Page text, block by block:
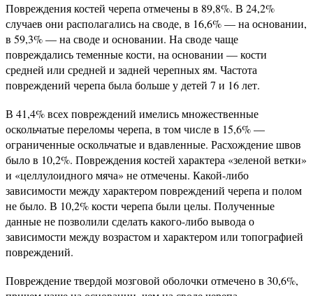
Повреждения костей черепа отмечены в 89,8%. В 24,2%
случаев они располагались на своде, в 16,6% — на основании,
в 59,3% — на своде и основании. На своде чаще
повреждались теменные кости, на основании — кости
средней или средней и задней черепных ям. Частота
повреждений черепа была больше у детей 7 и 16 лет.
В 41,4% всех повреждений имелись множественные
оскольчатые переломы черепа, в том числе в 15,6% —
ограниченные оскольчатые и вдавленные. Расхождение швов
было в 10,2%. Повреждения костей характера «зеленой ветки»
и «целлулоидного мяча» не отмечены. Какой-либо
зависимости между характером повреждений черепа и полом
не было. В 10,2% кости черепа были целы. Полученные
данные не позволили сделать какого-либо вывода о
зависимости между возрастом и характером или топографией
повреждений.
Повреждение твердой мозговой оболочки отмечено в 30,6%,